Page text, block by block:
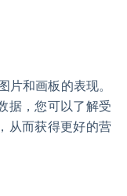
和画板的表现。
据，您可以了解受
从而获得更好的营